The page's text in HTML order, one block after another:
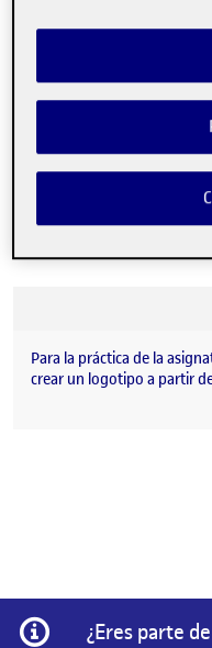
Publicado por
Cristian Oteo
Fecha de
Para la práctica de la
crear un logotipo a partir
Información
¿Eres parte